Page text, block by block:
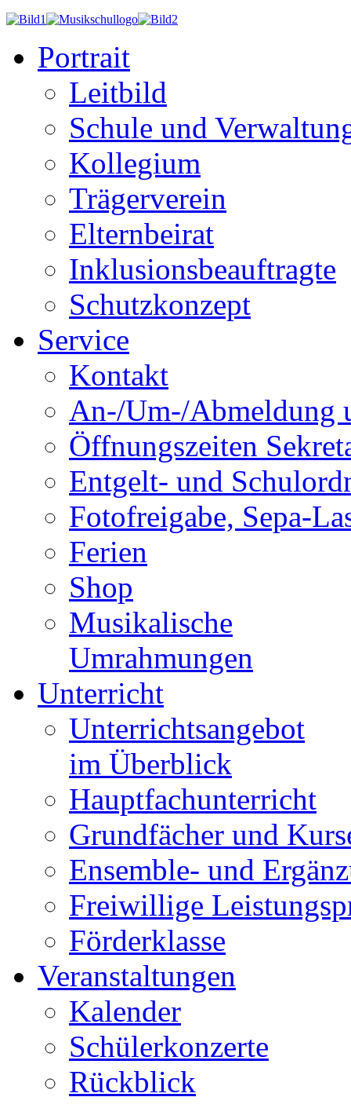
Portrait
Leitbild
Schule und
Kollegium
Trägerverein
Elternbeirat
Inklusionsbeauftragte
Schutzkonzept
Service
Kontakt
An-/Um-/Abmeldung
Öffnungszeiten
Entgelt- und
Fotofreigabe, Sepa-
Ferien
Shop
Musikalische
Umrahmungen
Unterricht
Unterrichtsangebot
im Überblick
Hauptfachunterricht
Grundfächer und
Ensemble- und
Freiwillige
Förderklasse
Veranstaltungen
Kalender
Schülerkonzerte
Rückblick